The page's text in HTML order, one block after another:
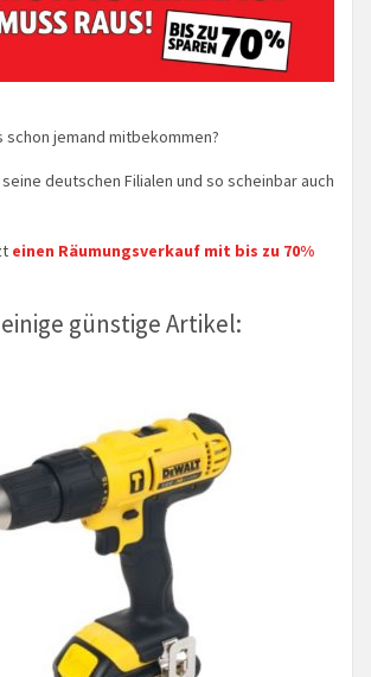
jemand mitbekommen?
deutschen Filialen und so scheinbar auch
einen Räumungsverkauf mit bis zu 70%
günstige Artikel: